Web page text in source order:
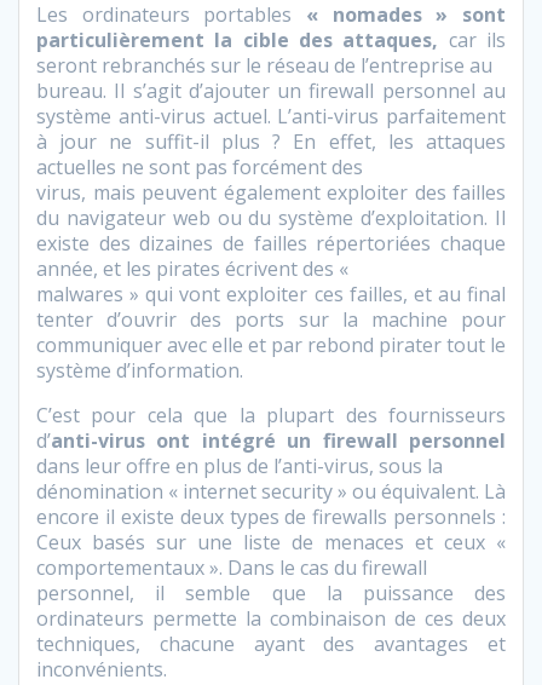
Les ordinateurs portables « nomades » sont
particulièrement la cible des attaques, car ils
seront rebranchés sur le réseau de l’entreprise au
bureau. Il s’agit d’ajouter un firewall personnel au
système anti-virus actuel. L’anti-virus parfaitement
à jour ne suffit-il plus ? En effet, les attaques
actuelles ne sont pas forcément des
virus, mais peuvent également exploiter des failles
du navigateur web ou du système d’exploitation. Il
existe des dizaines de failles répertoriées chaque
année, et les pirates écrivent des «
malwares » qui vont exploiter ces failles, et au final
tenter d’ouvrir des ports sur la machine pour
communiquer avec elle et par rebond pirater tout le
système d’information.
C’est pour cela que la plupart des fournisseurs
d’anti-virus ont intégré un firewall personnel
dans leur offre en plus de l’anti-virus, sous la
dénomination « internet security » ou équivalent. Là
encore il existe deux types de firewalls personnels :
Ceux basés sur une liste de menaces et ceux «
comportementaux ». Dans le cas du firewall
personnel, il semble que la puissance des
ordinateurs permette la combinaison de ces deux
techniques, chacune ayant des avantages et
inconvénients.